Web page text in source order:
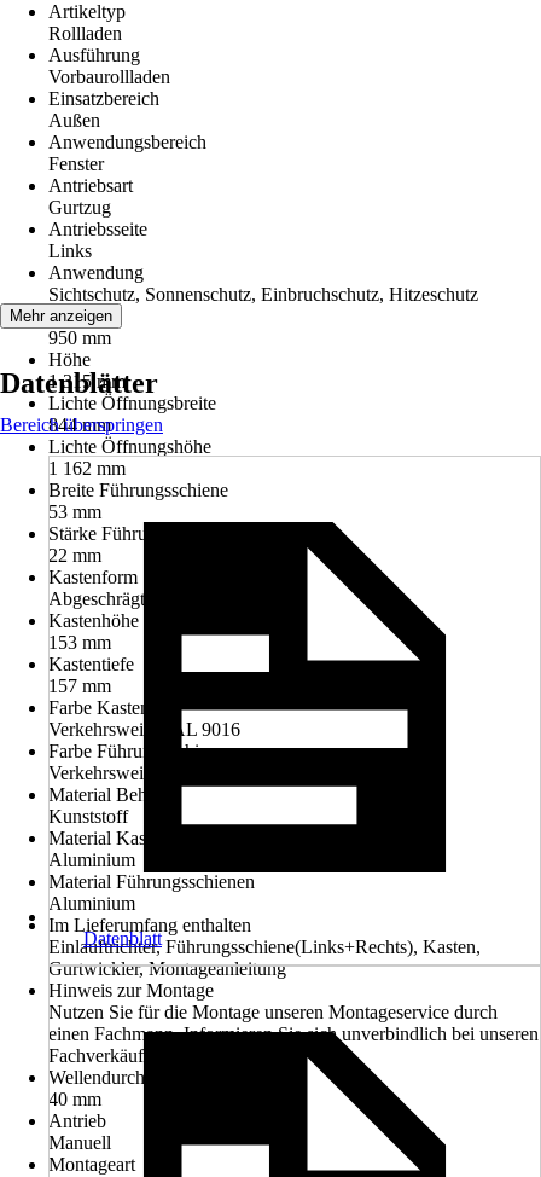
Artikeltyp
Rollladen
Ausführung
Vorbaurollladen
Einsatzbereich
Außen
Anwendungsbereich
Fenster
Antriebsart
Gurtzug
Antriebsseite
Links
Anwendung
Sichtschutz, Sonnenschutz, Einbruchschutz, Hitzeschutz
Breite
950 mm
Höhe
1 315 mm
Lichte Öffnungsbreite
844 mm
Lichte Öffnungshöhe
1 162 mm
Breite Führungsschiene
53 mm
Stärke Führungsschiene
22 mm
Kastenform
Abgeschrägt
Kastenhöhe
153 mm
Kastentiefe
157 mm
Farbe Kasten
Verkehrsweiß RAL 9016
Farbe Führungsschienen
Verkehrsweiß RAL 9016
Material Behang
Kunststoff
Material Kasten
Aluminium
Material Führungsschienen
Aluminium
Im Lieferumfang enthalten
Einlauftrichter, Führungsschiene(Links+Rechts), Kasten,
Gurtwickler, Montageanleitung
Hinweis zur Montage
Nutzen Sie für die Montage unseren Montageservice durch
einen Fachmann. Informieren Sie sich unverbindlich bei unseren
Fachverkäufern im Markt.
Wellendurchmesser
40 mm
Antrieb
Manuell
Montageart
Mehr anzeigen
Datenblätter
Bereich überspringen
Datenblatt